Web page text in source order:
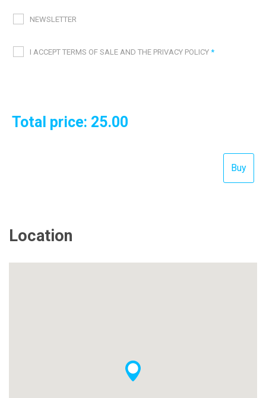
NEWSLETTER
I ACCEPT TERMS OF SALE AND THE PRIVACY POLICY *
Total price: 25.00
Location